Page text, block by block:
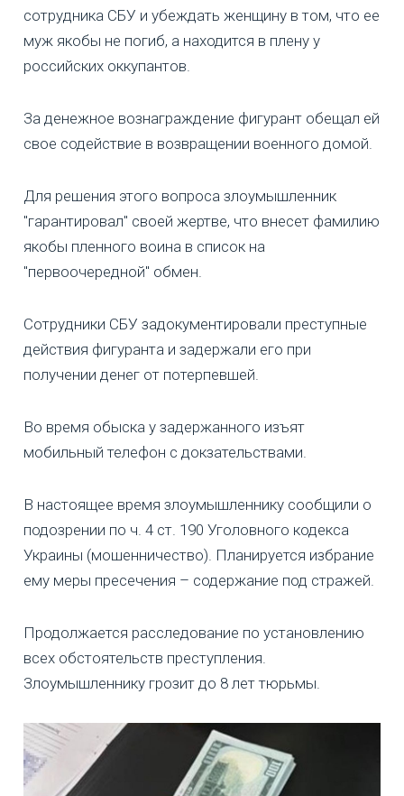
сотрудника СБУ и убеждать женщину в том, что ее
муж якобы не погиб, а находится в плену у
российских оккупантов.
За денежное вознаграждение фигурант обещал ей
свое содействие в возвращении военного домой.
Для решения этого вопроса злоумышленник
"гарантировал" своей жертве, что внесет фамилию
якобы пленного воина в список на
"первоочередной" обмен.
Сотрудники СБУ задокументировали преступные
действия фигуранта и задержали его при
получении денег от потерпевшей.
Во время обыска у задержанного изъят
мобильный телефон с докзательствами.
В настоящее время злоумышленнику сообщили о
подозрении по ч. 4 ст. 190 Уголовного кодекса
Украины (мошенничество). Планируется избрание
ему меры пресечения – содержание под стражей.
Продолжается расследование по установлению
всех обстоятельств преступления.
Злоумышленнику грозит до 8 лет тюрьмы.